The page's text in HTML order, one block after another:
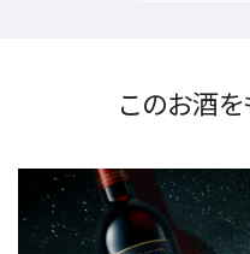
このお酒を